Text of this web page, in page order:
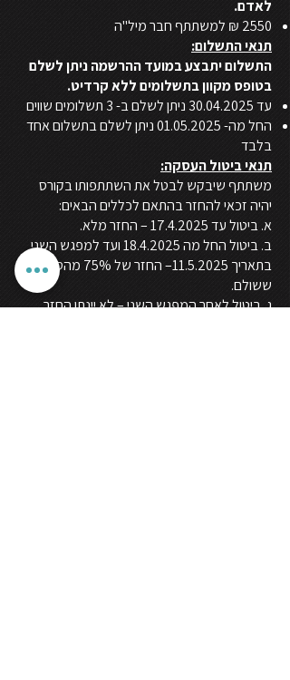
לאדם.
2550 ₪ למשתתף חבר מיל"ה
תנאי התשלום:
התשלום יתבצע במועד ההרשמה ניתן לשלם
בטופס מקוון בתשלומים ללא קרדיט.
עד30.04.2025 ניתן לשלם ב- 3 תשלומים שווים
החל מה-01.05.2025ניתן לשלם בתשלום אחד
בלבד
תנאי ביטול העסקה:
משתתף שיבקש לבטל את השתתפותו בקורס
יהיה זכאי להחזר בהתאם לכללים הבאים:
א. ביטול עד17.4.2025– החזר מלא.
ב. ביטול החל מה18.4.2025ועד למפגש השני
בתאריך 11.5.2025
– החזר של 75% מהסכום
ששולם.
ג. ביטול לאחר המפגש השני – לא יינתן החזר